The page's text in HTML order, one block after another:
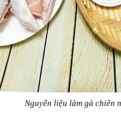
Nguyên liệu làm gà chiên